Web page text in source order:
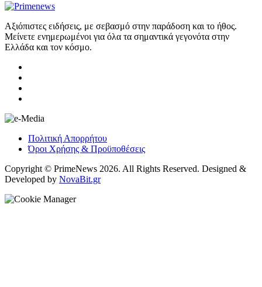
Αξιόπιστες ειδήσεις, με σεβασμό στην παράδοση και το ήθος.
Μείνετε ενημερωμένοι για όλα τα σημαντικά γεγονότα στην
Ελλάδα και τον κόσμο.
Πολιτική Απορρήτου
Όροι Χρήσης & Προϋποθέσεις
Copyright © PrimeNews 2026. All Rights Reserved. Designed &
Developed by NovaBit.gr